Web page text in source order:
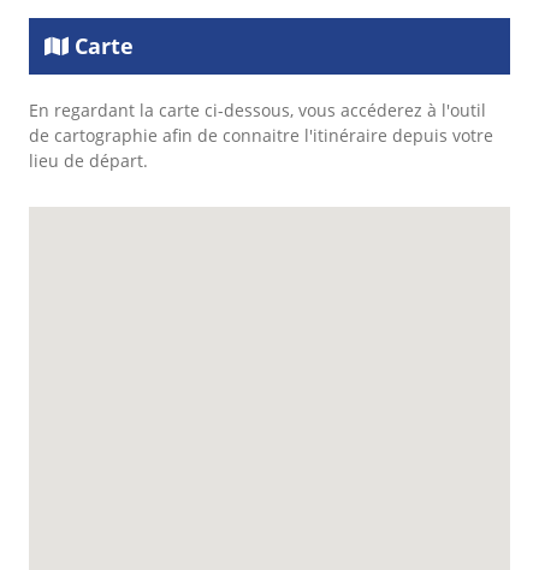
Carte
En regardant la carte ci-dessous, vous accéderez à l'outil
de cartographie afin de connaitre l'itinéraire depuis votre
lieu de départ.